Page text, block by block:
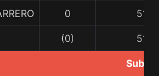
0
(0)
Subir